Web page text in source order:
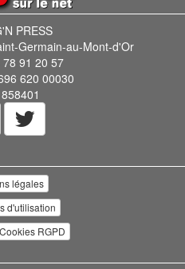
PRESS
Germain-au-Mont-d'Or
91 20 57
620 00030
légales
d'utilisation
Cookies RGPD